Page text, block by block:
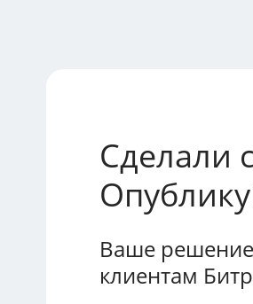
Сделали
Ваше
клиентам